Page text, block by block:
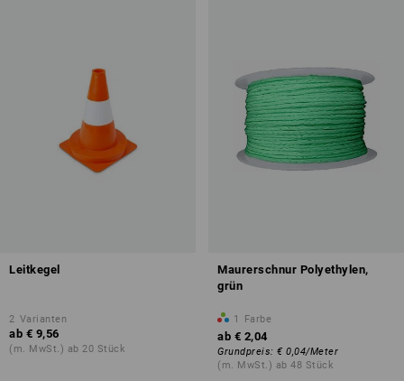
Leitkegel
2 Varianten
ab € 9,56
(m. MwSt.) ab 20 Stück
Maurerschnur Polyethylen,
grün
1 Farbe
ab € 2,04
Grundpreis: € 0,04/Meter
(m. MwSt.) ab 48 Stück